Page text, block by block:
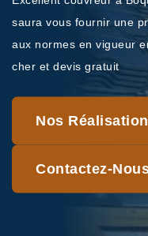
saura vous fournir une
aux normes en vigueur
cher et devis gratuit
Nos
Contactez-